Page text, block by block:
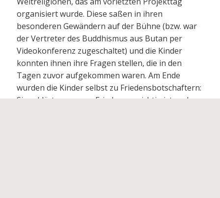
organisiert wurde. Diese saßen in ihren
besonderen Gewändern auf der Bühne (bzw. war
der Vertreter des Buddhismus aus Butan per
Videokonferenz zugeschaltet) und die Kinder
konnten ihnen ihre Fragen stellen, die in den
Tagen zuvor aufgekommen waren. Am Ende
wurden die Kinder selbst zu Friedensbotschaftern:
Sie erklärten, warum Frieden so wichtig ist und